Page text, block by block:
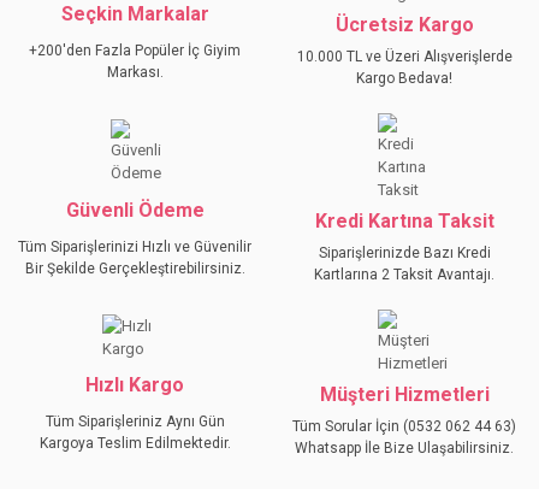
Ürün açıklamasında eksik bilgiler bulunuyor.
Ürün fiyatı diğer sitelerden daha pahalı.
Bu ürüne benzer farklı alternatifler olmalı.
Seçkin Markalar
+200'den Fazla Popüler İç Giyim
Markası.
Ücretsiz Kargo
10.000 TL ve Üzeri Alışverişlerde
Kargo Bedava!
Güvenli Ödeme
Tüm Siparişlerinizi Hızlı ve Güvenilir
Bir Şekilde Gerçekleştirebilirsiniz.
Kredi Kartına Taksit
Siparişlerinizde Bazı Kredi
Kartlarına 2 Taksit Avantajı.
Hızlı Kargo
Tüm Siparişleriniz Aynı Gün
Kargoya Teslim Edilmektedir.
Müşteri Hizmetleri
Tüm Sorular İçin (0532 062 44 63)
Whatsapp İle Bize Ulaşabilirsiniz.